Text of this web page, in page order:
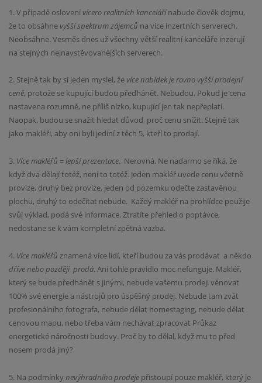
1. V případě oslovení vícero realitních kancelářínabude člověk dojmu,
že to obsáhne vyšší spektrum zájemců na více inzertních serverech.
Neobsáhne. Vesměs dnes už všechny větší realitní kanceláře inzerují
na stejných nejnavstěvovanějších serverech.
2. Stejně tak by si jeden myslel, že více nabídek je rovno vyšší prodejní
ceně, protože se kupující budou předhánět. Nebudou. Pokud je cena
nastavena rozumně, ne příliš nízko, kupující jen tak nepřeplatí.
Naopak, budou se snažit hledat důvod, proč cenu snížit. Stejně tak
jako makléři, aby oni byli jediní z těch 5, kteří to prodají.
3. Více makléřů = lepší prezentace. Nerovná. Ne nadarmo se říká, že
když dva dělají totéž, není to totéž. Jeden makléř uvede cenu včetně
provize, druhý bez provize, jeden od pozemku odečte zastavěnou
plochu, druhý to odečítat nebude. Každý makléř na prohlídce použije
svůj výklad, podá své informace. Ztratíte přehled o poptávce,
nedostane se k vám kompletní zpětná vazba.
4. Více makléřů znamená více lidí, kteří budou za vás prodávat a někdo
dříve nebo později prodá. Ani tohle pravidlo moc nefunguje. Makléř,
který se bude předhánět s jinými, nebude vašemu prodeji věnovat
100% své energie a nástrojů pro úspěšný prodej. Nebude tam zvát
profesionálního fotografa, nebude dělat homestaging, nebude dělat
cenovou mapu, nebo třeba vám nechávat zpracovat Průkaz
energetické náročnosti budovy. Proč by to dělal, když mu to před
nosem prodá jiný?
5. Na podmínky nevýhradního prodeje přistoupí pouze makléř, který je